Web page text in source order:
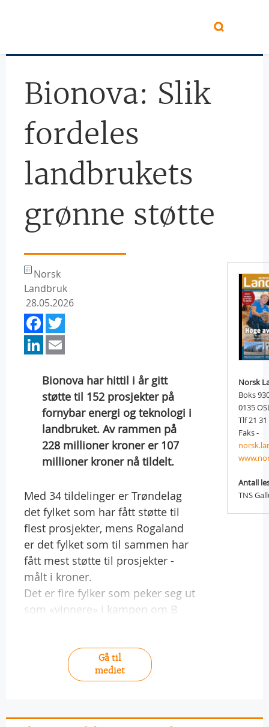
Bionova: Slik
fordeles
landbrukets
grønne støtte
Norsk
Landbruk
28.05.2026
Facebook
LinkedIn
Bionova har hittil i år gitt
støtte til 152 prosjekter på
fornybar energi og teknologi i
landbruket. Av rammen på
228 millioner kroner er 107
millioner kroner nå tildelt.
Med 34 tildelinger er Trøndelag
det fylket som har fått støtte til
flest prosjekter, mens Rogaland
er det fylket som til sammen har
fått mest støtte til prosjekter -
målt i kroner.
Det er fire fylker som peker seg ut
som «vinnere» i kampen om B
Gå til
mediet
Norsk
Boks
0135
Tlf 21
Faks -
Antall
TNS